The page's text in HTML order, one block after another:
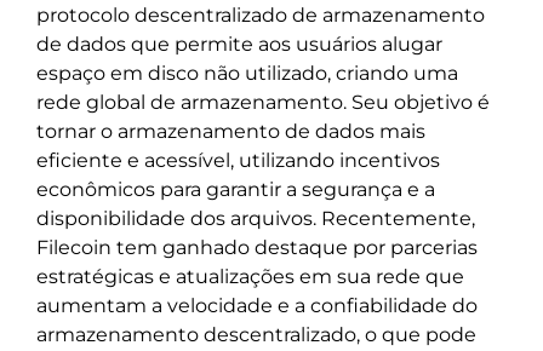
protocolo descentralizado de armazenamento
de dados que permite aos usuários alugar
espaço em disco não utilizado, criando uma
rede global de armazenamento. Seu objetivo é
tornar o armazenamento de dados mais
eficiente e acessível, utilizando incentivos
econômicos para garantir a segurança e a
disponibilidade dos arquivos. Recentemente,
Filecoin tem ganhado destaque por parcerias
estratégicas e atualizações em sua rede que
aumentam a velocidade e a confiabilidade do
armazenamento descentralizado, o que pode